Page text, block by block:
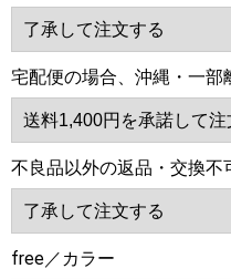
宅配便の場合、沖縄・一部
不良品以外の返品・交換不
free／カラー